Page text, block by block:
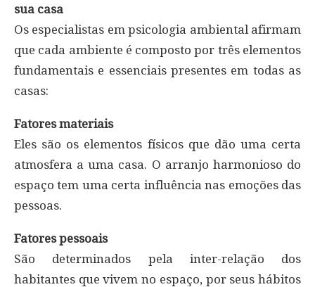
sua casa
Os especialistas em psicologia ambiental afirmam
que cada ambiente é composto por três elementos
fundamentais e essenciais presentes em todas as
casas:
Fatores materiais
Eles são os elementos físicos que dão uma certa
atmosfera a uma casa. O arranjo harmonioso do
espaço tem uma certa influência nas emoções das
pessoas.
Fatores pessoais
São determinados pela inter-relação dos
habitantes que vivem no espaço, por seus hábitos